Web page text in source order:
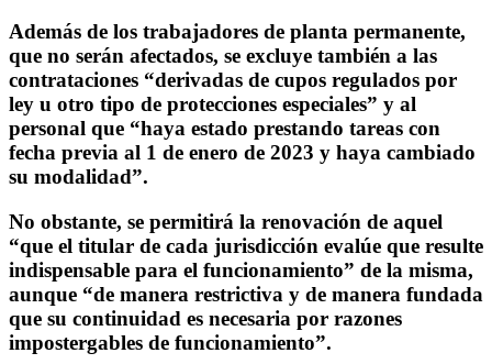
Además de los trabajadores de planta permanente,
que no serán afectados, se excluye también a las
contrataciones “derivadas de cupos regulados por
ley u otro tipo de protecciones especiales” y al
personal que “haya estado prestando tareas con
fecha previa al 1 de enero de 2023 y haya cambiado
su modalidad”.
No obstante, se permitirá la renovación de aquel
“que el titular de cada jurisdicción evalúe que resulte
indispensable para el funcionamiento” de la misma,
aunque “de manera restrictiva y de manera fundada
que su continuidad es necesaria por razones
impostergables de funcionamiento”.